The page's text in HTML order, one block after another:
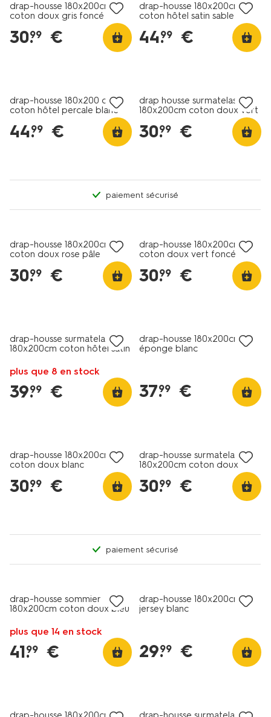
drap-housse 180x200cm
coton doux gris foncé
30.
99 €
drap-housse 180x200cm
coton hôtel satin sable
44.
99 €
drap-housse 180x200 cm
coton hôtel percale blanc
44.
99 €
drap housse surmatelas
180x200cm coton doux vert
30.
99 €
paiement sécurisé
drap-housse 180x200cm
coton doux rose pâle
30.
99 €
drap-housse 180x200cm
coton doux vert foncé
30.
99 €
drap-housse surmatelas
180x200cm coton hôtel satin
plus que 8 en stock
39.
99 €
drap-housse 180x200cm
éponge blanc
37.
99 €
drap-housse 180x200cm
coton doux blanc
30.
99 €
drap-housse surmatelas
180x200cm coton doux
30.
99 €
paiement sécurisé
drap-housse sommier
180x200cm coton doux bleu
plus que 14 en stock
41.
99 €
drap-housse 180x200cm
jersey blanc
29.
99 €